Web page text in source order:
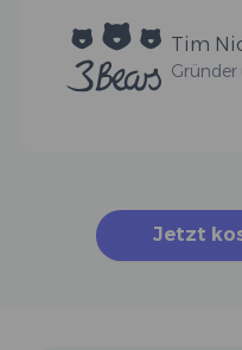
Tim
Gründer
Jetzt